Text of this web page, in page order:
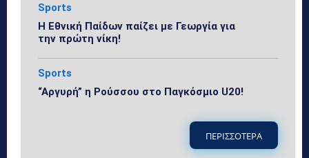
Sports
Η Εθνική Παίδων παίζει με Γεωργία για
την πρώτη νίκη!
Sports
“Αργυρή” η Ρούσσου στο Παγκόσμιο U20!
ΠΕΡΙΣΣΟΤΕΡΑ